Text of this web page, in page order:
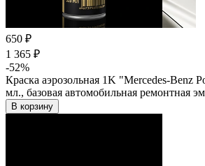
650 ₽
1 365 ₽
-52%
Краска аэрозольная 1K "Mercedes-Benz
мл., базовая автомобильная ремонтная
В корзину